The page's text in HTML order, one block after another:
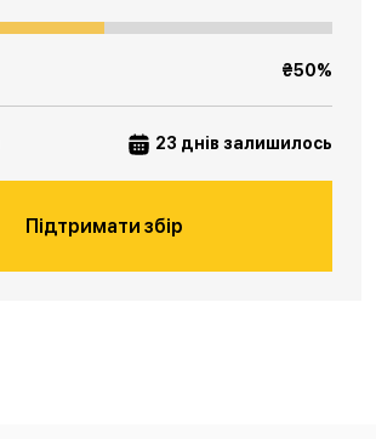
₴50%
23 днів залишилось
Підтримати збір